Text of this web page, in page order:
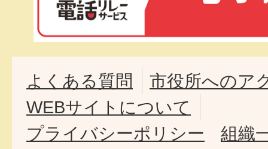
よくある質問
市役所へのア
WEBサイトについて
プライバシーポリシー
組織